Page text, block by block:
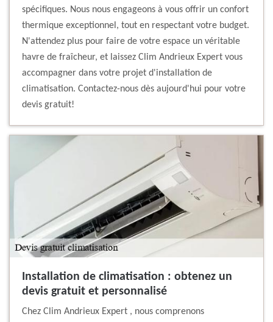
spécifiques. Nous nous engageons à vous offrir un confort
thermique exceptionnel, tout en respectant votre budget.
N'attendez plus pour faire de votre espace un véritable
havre de fraîcheur, et laissez Clim Andrieux Expert vous
accompagner dans votre projet d'installation de
climatisation. Contactez-nous dès aujourd'hui pour votre
devis gratuit!
Installation de climatisation : obtenez un
devis gratuit et personnalisé
Chez Clim Andrieux Expert , nous comprenons